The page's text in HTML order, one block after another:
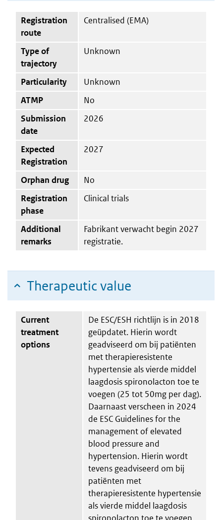
Registration
route
Centralised (EMA)
Type of
trajectory
Unknown
Particularity
Unknown
ATMP
No
Submission
date
2026
Expected
Registration
2027
Orphan drug
No
Registration
phase
Clinical trials
Additional
remarks
Fabrikant verwacht begin 2027
registratie.
Therapeutic value
Current
treatment
options
De ESC/ESH richtlijn is in 2018
geüpdatet. Hierin wordt
geadviseerd om bij patiënten
met therapieresistente
hypertensie als vierde middel
laagdosis spironolacton toe te
voegen (25 tot 50mg per dag).
Daarnaast verscheen in 2024
de ESC Guidelines for the
management of elevated
blood pressure and
hypertension. Hierin wordt
tevens geadviseerd om bij
patiënten met
therapieresistente hypertensie
als vierde middel laagdosis